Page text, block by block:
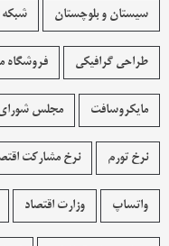
سیستان و بلوچستان شبکه
طراحی گرافیکی فروشگاه
مایکروسافت مجلس شورای
نرخ تورم نرخ مشارکت
واتساپ وزارت اقتصاد